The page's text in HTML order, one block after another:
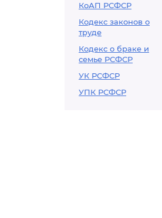
КоАП РСФСР
Кодекс законов о
труде
Кодекс о браке и
семье РСФСР
УК РСФСР
УПК РСФСР